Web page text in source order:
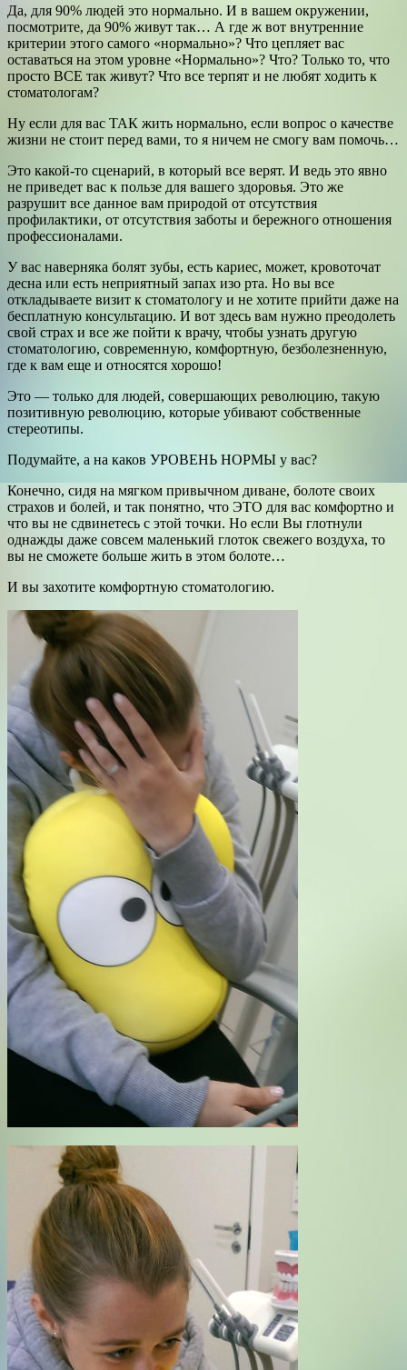
Да, для 90% людей это нормально. И в вашем окружении,
посмотрите, да 90% живут так… А где ж вот внутренние
критерии этого самого «нормально»? Что цепляет вас
оставаться на этом уровне «Нормально»? Что? Только то, что
просто ВСЕ так живут? Что все терпят и не любят ходить к
стоматологам?
Ну если для вас ТАК жить нормально, если вопрос о качестве
жизни не стоит перед вами, то я ничем не смогу вам помочь…
Это какой-то сценарий, в который все верят. И ведь это явно
не приведет вас к пользе для вашего здоровья. Это же
разрушит все данное вам природой от отсутствия
профилактики, от отсутствия заботы и бережного отношения
профессионалами.
У вас наверняка болят зубы, есть кариес, может, кровоточат
десна или есть неприятный запах изо рта. Но вы все
откладываете визит к стоматологу и не хотите прийти даже на
бесплатную консультацию. И вот здесь вам нужно преодолеть
свой страх и все же пойти к врачу, чтобы узнать другую
стоматологию, современную, комфортную, безболезненную,
где к вам еще и относятся хорошо!
Это — только для людей, совершающих революцию, такую
позитивную революцию, которые убивают собственные
стереотипы.
Подумайте, а на каков УРОВЕНЬ НОРМЫ у вас?
Конечно, сидя на мягком привычном диване, болоте своих
страхов и болей, и так понятно, что ЭТО для вас комфортно и
что вы не сдвинетесь с этой точки. Но если Вы глотнули
однажды даже совсем маленький глоток свежего воздуха, то
вы не сможете больше жить в этом болоте…
И вы захотите комфортную стоматологию.